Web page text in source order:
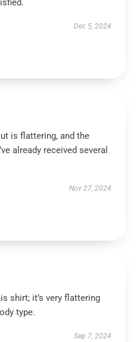
Dec 5, 2024
is flattering, and the
already received several
Nov 27, 2024
shirt; it’s very flattering
type.
Sep 7, 2024